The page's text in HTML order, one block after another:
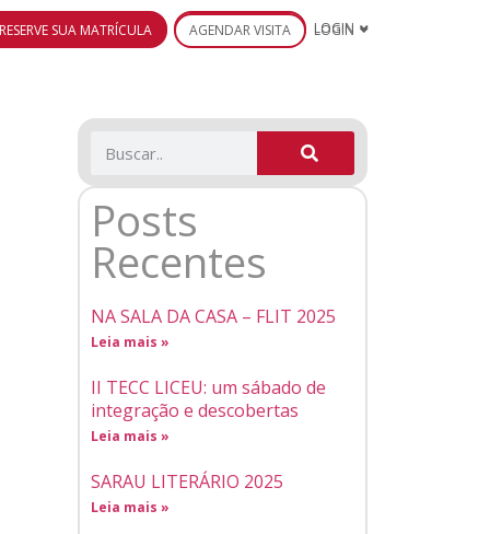
RESERVE SUA MATRÍCULA AGENDAR VISITA LOGIN
Posts
Recentes
NA SALA DA CASA – FLIT 2025
Leia mais »
II TECC LICEU: um sábado de
integração e descobertas
Leia mais »
SARAU LITERÁRIO 2025
Leia mais »